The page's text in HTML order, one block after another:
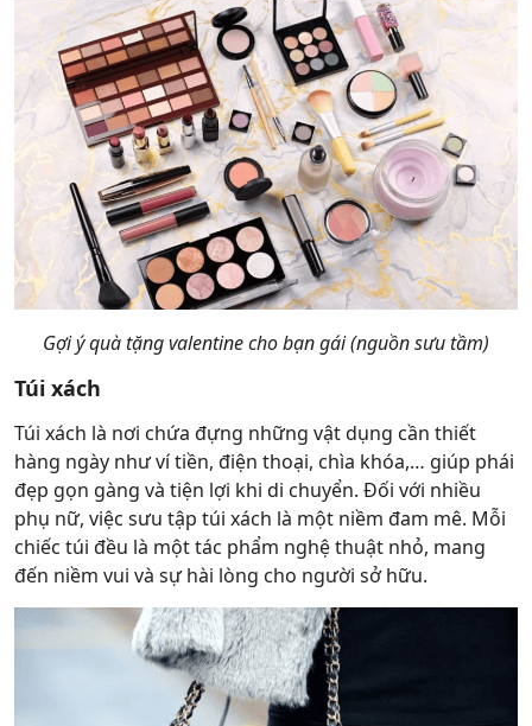
Gợi ý quà tặng valentine cho bạn gái (nguồn sưu tầm)
Túi xách
Túi xách là nơi chứa đựng những vật dụng cần thiết
hàng ngày như ví tiền, điện thoại, chìa khóa,… giúp phái
đẹp gọn gàng và tiện lợi khi di chuyển. Đối với nhiều
phụ nữ, việc sưu tập túi xách là một niềm đam mê. Mỗi
chiếc túi đều là một tác phẩm nghệ thuật nhỏ, mang
đến niềm vui và sự hài lòng cho người sở hữu.